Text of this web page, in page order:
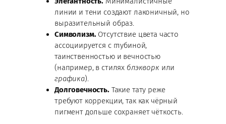
линии и тени создают лаконичный, но
выразительный образ.
Символизм.Отсутствие цвета часто
ассоциируется с глубиной,
таинственностью и вечностью
(например, в стилях блэкворк или
графика).
Долговечность.Такие тату реже
требуют коррекции, так как чёрный
пигмент дольше сохраняет чёткость.